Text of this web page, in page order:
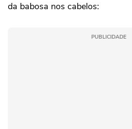
da babosa nos cabelos:
PUBLICIDADE